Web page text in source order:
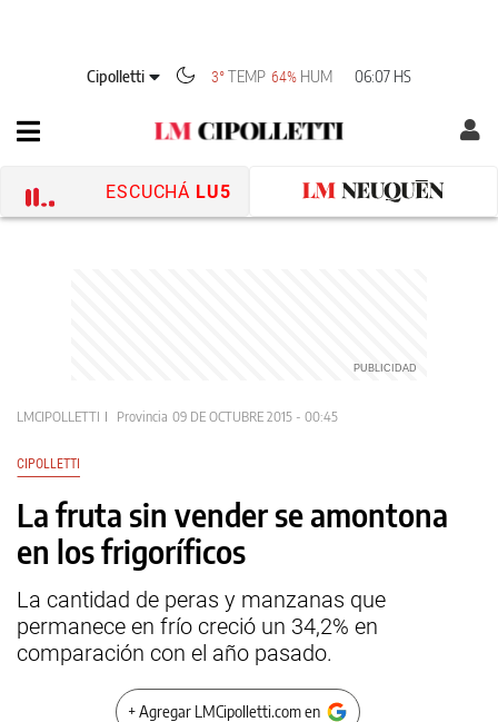
Cipolletti 3° TEMP 64% HUM 06:07 HS
ESCUCHÁ LU5
LMCIPOLLETTI Provincia 09 DE OCTUBRE 2015 - 00:45
CIPOLLETTI
La fruta sin vender se amontona
en los frigoríficos
La cantidad de peras y manzanas que
permanece en frío creció un 34,2% en
comparación con el año pasado.
+ Agregar LMCipolletti.com en